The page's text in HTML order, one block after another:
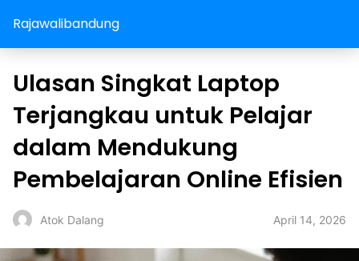
Rajawalibandung
Ulasan Singkat Laptop
Terjangkau untuk Pelajar
dalam Mendukung
Pembelajaran Online Efisien
Atok Dalang April 14, 2026